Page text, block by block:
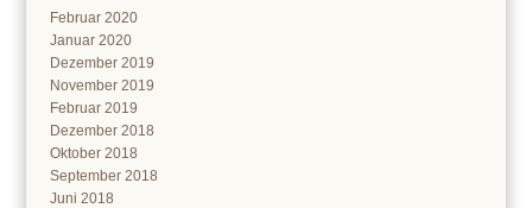
Februar 2020
Januar 2020
Dezember 2019
November 2019
Februar 2019
Dezember 2018
Oktober 2018
September 2018
Juni 2018